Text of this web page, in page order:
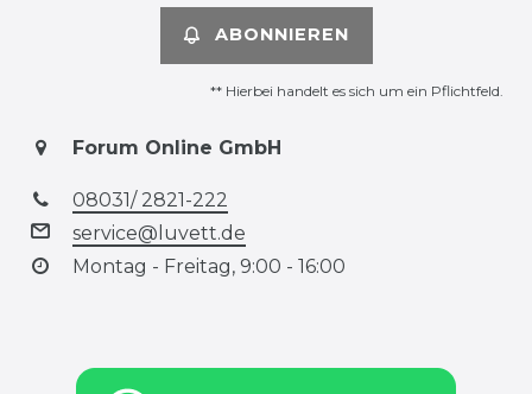
ABONNIEREN
** Hierbei handelt es sich um ein Pflichtfeld.
Forum Online GmbH
08031/ 2821-222
service@luvett.de
Montag - Freitag, 9:00 - 16:00